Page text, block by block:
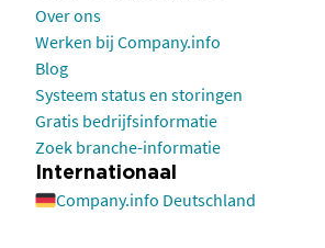
Over ons
Werken bij Company.info
Blog
Systeem status en storingen
Gratis bedrijfsinformatie
Zoek branche-informatie
Internationaal
Company.info Deutschland